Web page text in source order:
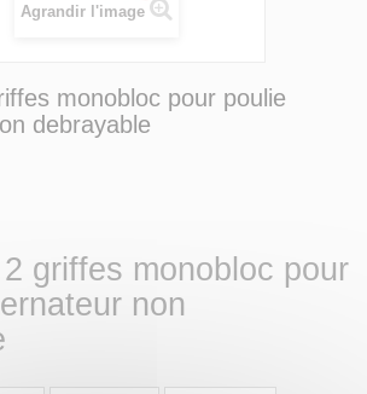
Agrandir l'image
monobloc pour poulie
debrayable
griffes monobloc pour
non